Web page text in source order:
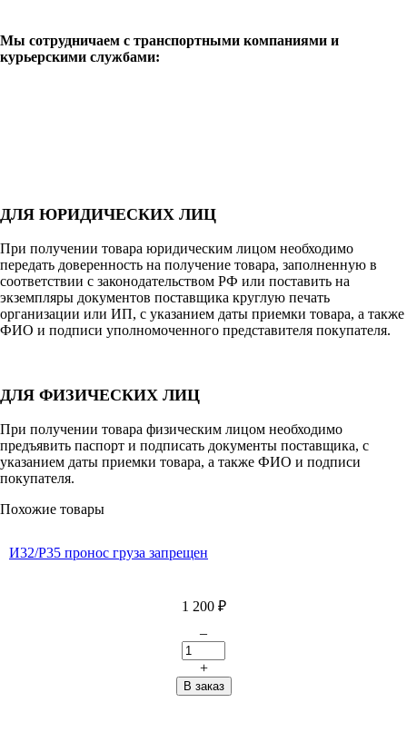
Мы сотрудничаем с транспортными компаниями и
курьерскими службами:
ДЛЯ ЮРИДИЧЕСКИХ ЛИЦ
При получении товара юридическим лицом необходимо
передать доверенность на получение товара, заполненную в
соответствии с законодательством РФ или поставить на
экземпляры документов поставщика круглую печать
организации или ИП, с указанием даты приемки товара, а также
ФИО и подписи уполномоченного представителя покупателя.
ДЛЯ ФИЗИЧЕСКИХ ЛИЦ
При получении товара физическим лицом необходимо
предъявить паспорт и подписать документы поставщика, с
указанием даты приемки товара, а также ФИО и подписи
покупателя.
Похожие товары
И32/Р35 пронос груза запрещен
1 200 ₽
–
+